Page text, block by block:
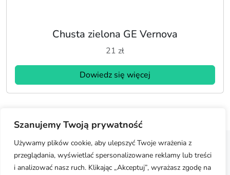
Szanujemy Twoją prywatność
Używamy plików cookie, aby ulepszyć Twoje wrażenia z
przeglądania, wyświetlać spersonalizowane reklamy lub treści
i analizować nasz ruch. Klikając „Akceptuj”, wyrażasz zgodę na
Chusta zielona GE Vernova
21 zł
Dowiedz się więcej
Regulamin Polityka prywatności Moje konto